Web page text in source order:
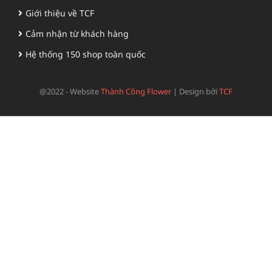
Giới thiệu về TCF
Cảm nhận từ khách hàng
Hệ thống 150 shop toàn quốc
@2022 - WebsiteThành Công Flower | Design bởiTCF